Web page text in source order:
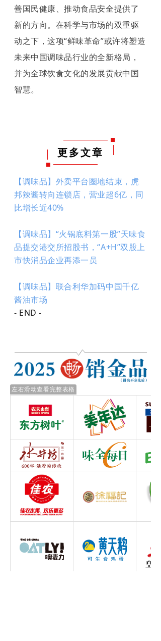
善国民健康、推动食品安全提供了
新的方向。在科学与市场的双重驱
动之下，这项“鲜味革命”或许将塑造
未来中国调味品行业的全新格局，
并为全球饮食文化的发展贡献中国
智慧。
更多文章
【调味品】外卖平台圈地结束，虎
邦辣酱转向连锁店，营业超6亿，同
比增长近40%
【调味品】“火锅底料第一股”天味食
品提交港交所招股书，“A+H”双股上
市快消品企业再添一员
【调味品】联合利华加码中国千亿
酱油市场
- END -
左右滑动查看完整表格